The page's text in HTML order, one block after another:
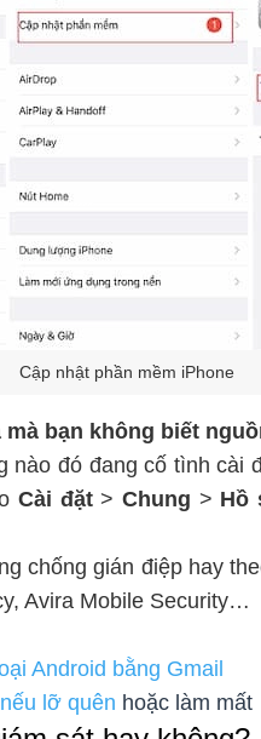
Cập nhật phần mềm iPhone
bạn không biết
đó đang cố tình cài
Cài đặt>Chung > Hồ
chống gián điệp hay
Avira Mobile Security…
Android bằng Gmail
lỡ quên hoặc làm mất